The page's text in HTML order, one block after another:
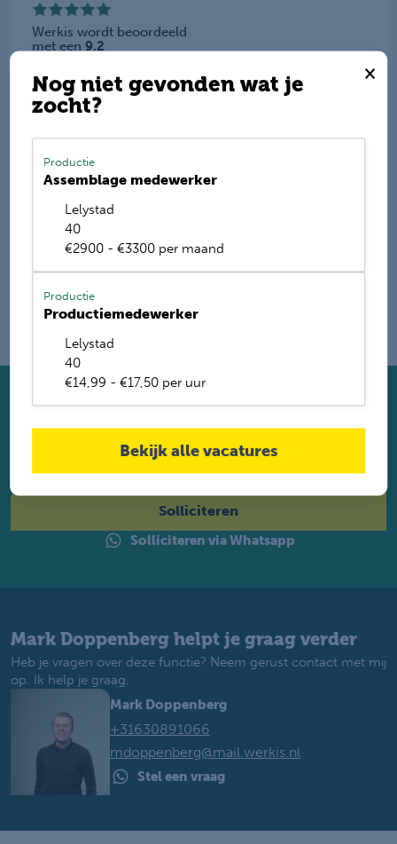
×
Nog niet gevonden wat je
zocht?
Productie
Assemblage medewerker
Lelystad
40
€2900 - €3300 per maand
Productie
Productiemedewerker
Lelystad
40
€14,99 - €17,50 per uur
Bekijk alle vacatures
Werkis wordt beoordeeld
met een 9.2
Deel deze vacature
E-mail mij de nieuwste vacatures
Name
Solliciteer direct
Twijfel je of je geschikt bent? Laat dan toch je gegevens
achter. Met ruim 1.200 vacatures vinden wij voor jou de
Solliciteren
Solliciteren via Whatsapp
Mark Doppenberg helpt je graag verder
Heb je vragen over deze functie? Neem gerust contact met mij
op. Ik help je graag.
Mark Doppenberg
+31630891066
mdoppenberg@mail.werkis.nl
Stel een vraag